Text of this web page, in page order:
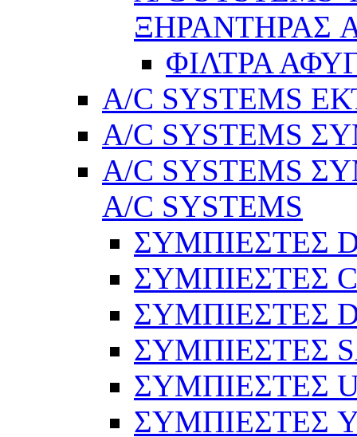
ΞΗΡΑΝΤΗΡΑΣ
ΦΙΛΤΡΑ
A/C SYSTEMS
A/C SYSTEMS
A/C SYSTEMS
A/C SYSTEMS
ΣΥΜΠΙΕΣΤΕΣ
ΣΥΜΠΙΕΣΤΕΣ
ΣΥΜΠΙΕΣΤΕΣ
ΣΥΜΠΙΕΣΤΕΣ
ΣΥΜΠΙΕΣΤΕΣ
ΣΥΜΠΙΕΣΤΕΣ